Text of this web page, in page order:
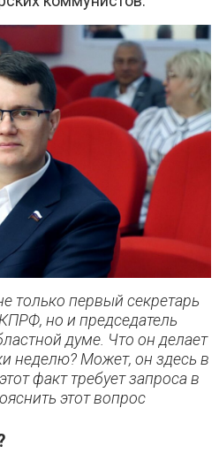
только первый секретарь
но и председатель
думе. Что он делает
неделю? Может, он здесь в
факт требует запроса в
этот вопрос